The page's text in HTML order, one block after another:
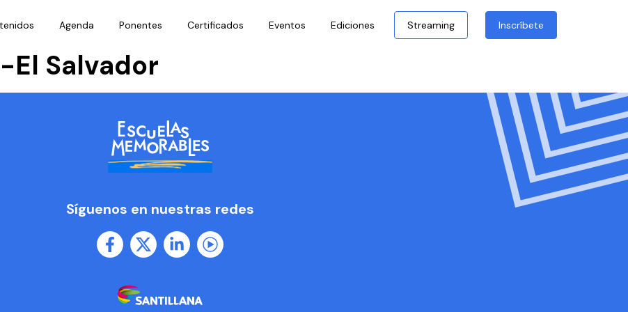
Agenda Ponentes Certificados Eventos Ediciones Streaming Inscríbete
El Salvador
Síguenos en nuestras redes